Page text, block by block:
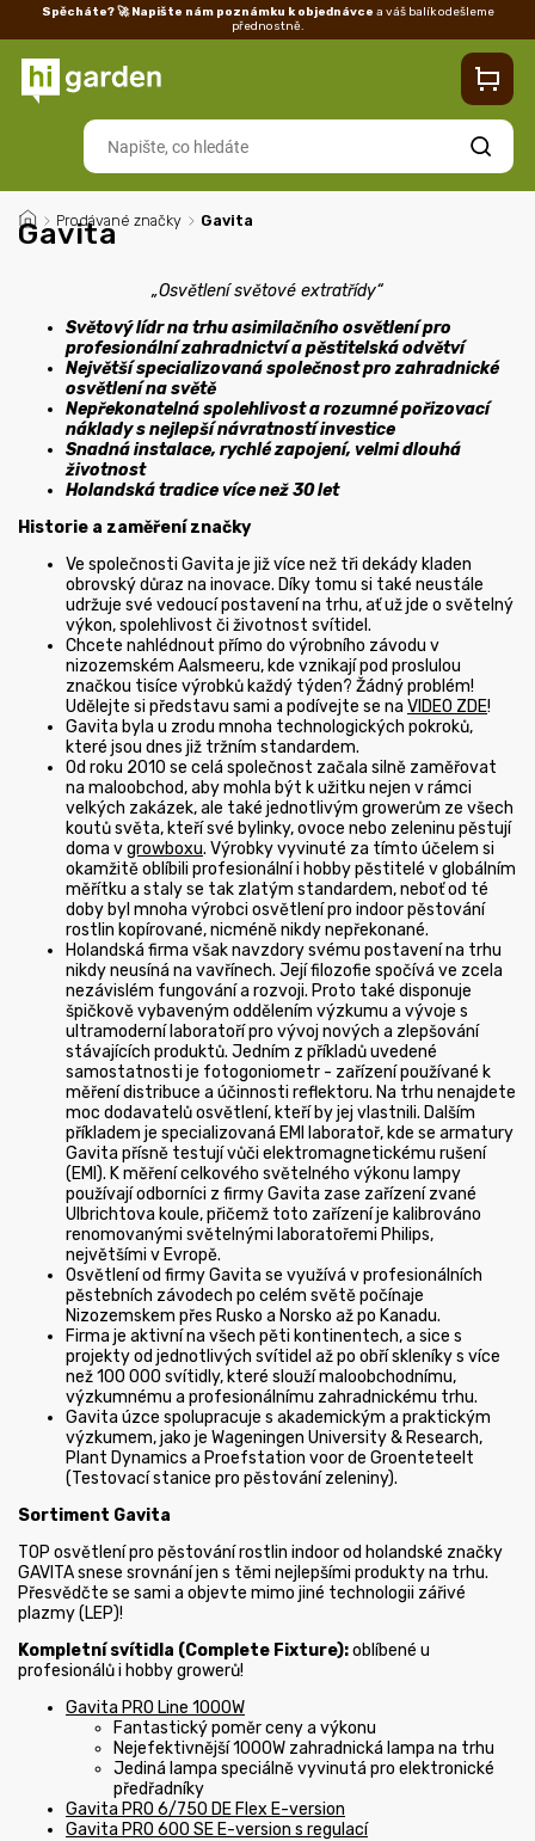
Spěcháte? 🚀 Napište nám poznámku k objednávce a váš balík odešleme
přednostně.
Vrácení/reklamace
Hledat
/ Prodávané značky / Gavita
Gavita
„Osvětlení světové extratřídy“
Světový lídr na trhu asimilačního osvětlení pro
profesionální zahradnictví a pěstitelská odvětví
Největší specializovaná společnost pro zahradnické
osvětlení na světě
Nepřekonatelná spolehlivost a rozumné pořizovací
náklady s nejlepší návratností investice
Snadná instalace, rychlé zapojení, velmi dlouhá
životnost
Holandská tradice více než 30 let
Historie a zaměření značky
Ve společnosti Gavita je již více než tři dekády kladen
obrovský důraz na inovace. Díky tomu si také neustále
udržuje své vedoucí postavení na trhu, ať už jde o světelný
výkon, spolehlivost či životnost svítidel.
Chcete nahlédnout přímo do výrobního závodu v
nizozemském Aalsmeeru, kde vznikají pod proslulou
značkou tisíce výrobků každý týden? Žádný problém!
Udělejte si představu sami a podívejte se na VIDEO ZDE!
Gavita byla u zrodu mnoha technologických pokroků,
které jsou dnes již tržním standardem.
Od roku 2010 se celá společnost začala silně zaměřovat
na maloobchod, aby mohla být k užitku nejen v rámci
velkých zakázek, ale také jednotlivým growerům ze všech
koutů světa, kteří své bylinky, ovoce nebo zeleninu pěstují
doma vgrowboxu. Výrobky vyvinuté za tímto účelem si
okamžitě oblíbili profesionální i hobby pěstitelé v globálním
měřítku a staly se tak zlatým standardem, neboť od té
doby byl mnoha výrobci osvětlení pro indoor pěstování
rostlin kopírované, nicméně nikdy nepřekonané.
Holandská firma však navzdory svému postavení na trhu
nikdy neusíná na vavřínech. Její filozofie spočívá ve zcela
nezávislém fungování a rozvoji. Proto také disponuje
špičkově vybaveným oddělením výzkumu a vývoje s
ultramoderní laboratoří pro vývoj nových a zlepšování
stávajících produktů. Jedním z příkladů uvedené
samostatnosti je fotogoniometr - zařízení používané k
měření distribuce a účinnosti reflektoru. Na trhu nenajdete
moc dodavatelů osvětlení, kteří by jej vlastnili. Dalším
příkladem je specializovaná EMI laboratoř, kde se armatury
Gavita přísně testují vůči elektromagnetickému rušení
(EMI). K měření celkového světelného výkonu lampy
používají odborníci z firmy Gavita zase zařízení zvané
Ulbrichtova koule, přičemž toto zařízení je kalibrováno
renomovanými světelnými laboratořemi Philips,
největšími v Evropě.
Osvětlení od firmy Gavita se využívá v profesionálních
pěstebních závodech po celém světě počínaje
Nizozemskem přes Rusko a Norsko až po Kanadu.
Firma je aktivní na všech pěti kontinentech, a sice s
projekty od jednotlivých svítidel až po obří skleníky s více
než 100 000 svítidly, které slouží maloobchodnímu,
výzkumnému a profesionálnímu zahradnickému trhu.
Gavita úzce spolupracuje s akademickým a praktickým
výzkumem, jako je Wageningen University & Research,
Plant Dynamics a Proefstation voor de Groenteteelt
(Testovací stanice pro pěstování zeleniny).
Sortiment Gavita
TOP osvětlení pro pěstování rostlin indoor od holandské značky
GAVITA snese srovnání jen s těmi nejlepšími produkty na trhu.
Přesvědčte se sami a objevte mimo jiné technologii zářivé
plazmy (LEP)!
Kompletní svítidla (Complete Fixture):oblíbené u
profesionálů i hobby growerů!
Gavita PRO Line 1000W
Fantastický poměr ceny a výkonu
Nejefektivnější 1000W zahradnická lampa na trhu
Jediná lampa speciálně vyvinutá pro elektronické
předřadníky
Gavita PRO 6/750 DE Flex E-version
Gavita PRO 600 SE E-version s regulací